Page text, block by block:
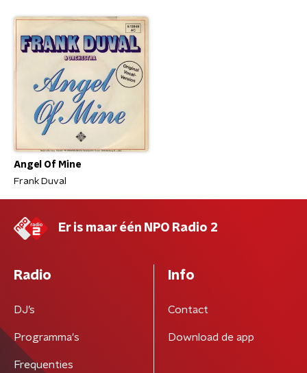
Angel Of Mine
Frank Duval
Er is maar één NPO Radio 2
Radio
DJ’s
Programma's
Frequenties
Info
Contact
Download de app